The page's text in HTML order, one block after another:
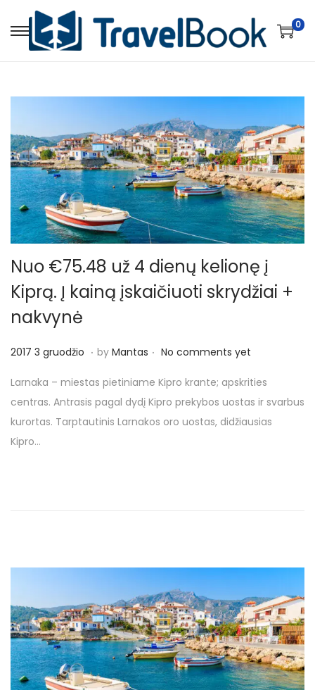
S
p
t
o
n
a
v
i
g
a
t
i
S
p
t
o
c
o
n
t
e
n
t
0
Nuo €75.48 už 4 dienų kelionę į
Kiprą. Į kainą įskaičiuoti skrydžiai +
nakvynė
P
s
t
e
d
2017 3 gruodžio 2
1
7
3
i
. by Mantas . No comments yet
Larnaka – miestas pietiniame Kipro krante; apskrities
centras. Antrasis pagal dydį Kipro prekybos uostas ir svarbus
kurortas. Tarptautinis Larnakos oro uostas, didžiausias
Kipro…